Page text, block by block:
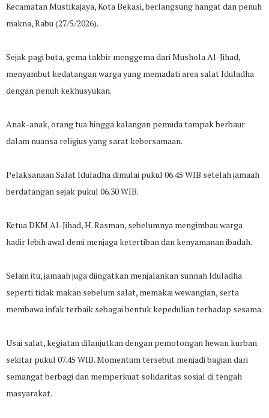
Kecamatan Mustikajaya, Kota Bekasi, berlangsung hangat dan penuh
makna, Rabu (27/5/2026).
Sejak pagi buta, gema takbir menggema dari Mushola Al-Jihad,
menyambut kedatangan warga yang memadati area salat Iduladha
dengan penuh kekhusyukan.
Anak-anak, orang tua hingga kalangan pemuda tampak berbaur
dalam nuansa religius yang sarat kebersamaan.
Pelaksanaan Salat Iduladha dimulai pukul 06.45 WIB setelah jamaah
berdatangan sejak pukul 06.30 WIB.
Ketua DKM Al-Jihad, H. Rasman, sebelumnya mengimbau warga
hadir lebih awal demi menjaga ketertiban dan kenyamanan ibadah.
Selain itu, jamaah juga diingatkan menjalankan sunnah Iduladha
seperti tidak makan sebelum salat, memakai wewangian, serta
membawa infak terbaik sebagai bentuk kepedulian terhadap sesama.
Usai salat, kegiatan dilanjutkan dengan pemotongan hewan kurban
sekitar pukul 07.45 WIB. Momentum tersebut menjadi bagian dari
semangat berbagi dan memperkuat solidaritas sosial di tengah
masyarakat.